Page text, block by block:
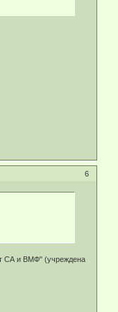
6
СА и ВМФ" (учреждена